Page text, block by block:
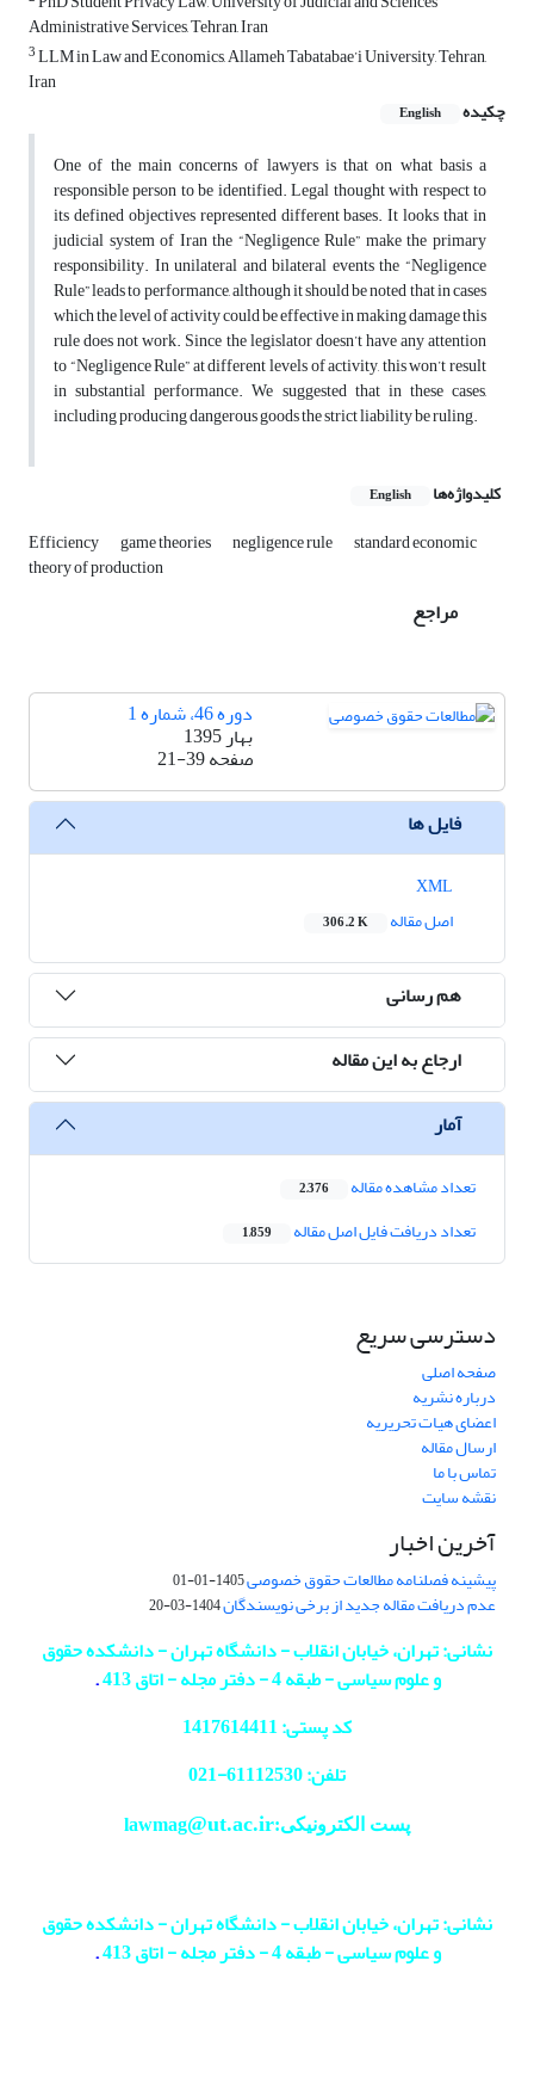
Administrative Services, Tehran, Iran
3LLM in Law and Economics, Allameh Tabatabae’i University, Tehran,
Iran
چکیده
English
One of the main concerns of lawyers is that on what basis a
responsible person to be identified. Legal thought with respect to
its defined objectives represented different bases. It looks that in
judicial system of Iran the “Negligence Rule” make the primary
responsibility. In unilateral and bilateral events the “Negligence
Rule” leads to performance, although it should be noted that in cases
which the level of activity could be effective in making damage this
rule does not work. Since the legislator doesn’t have any attention
to “Negligence Rule” at different levels of activity, this won’t result
in substantial performance. We suggested that in these cases,
including producing dangerous goods the strict liability be ruling.
کلیدواژه‌ها English
Efficiency game theories negligence rule standard economic
theory of production
مراجع
دوره 46، شماره 1
بهار 1395
صفحه21-39
فایل ها
اصل مقاله
306.2 K
هم رسانی
ارجاع به این مقاله
آمار
تعداد مشاهده مقاله 2,376
تعداد دریافت فایل اصل مقاله 1,859
دسترسی سریع
صفحه اصلی
درباره نشریه
اعضای هیات تحریریه
ارسال مقاله
تماس با ما
نقشه سایت
آخرین اخبار
پیشینه فصلنامه مطالعات حقوق خصوصی1405-01-01
عدم دریافت مقاله جدید از برخی نویسندگان1404-03-20
نشانی: تهران، خیابان انقلاب - دانشگاه تهران - دانشکده حقوق
و علوم سیاسی - طبقه 4 - دفتر مجله - اتاق 413
.
کد پستی: 1417614411
تلفن: 61112530-
021
پست الکترونیکی:lawmag@ut.ac.ir
نشانی: تهران، خیابان انقلاب - دانشگاه تهران - دانشکده حقوق
و علوم سیاسی - طبقه 4 - دفتر مجله - اتاق 413
.